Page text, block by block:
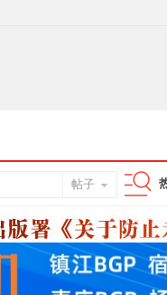
帖子
索